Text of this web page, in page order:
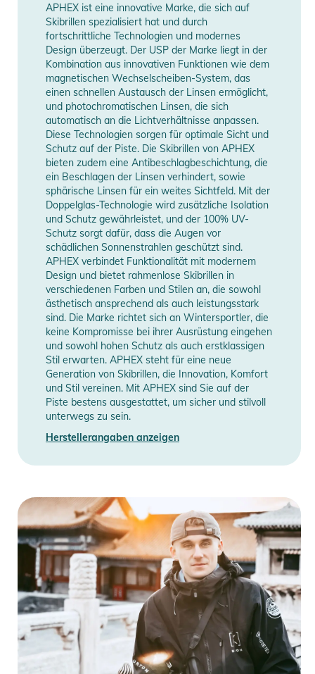
Die magnetisch austauschbare Zylinderscheibe der OXIA
verspricht 180°-Sicht. Du musst lediglich aus dem Sortiment
das deinen Bedürfnissen entsprechende Objektiv je nach
Wetterschutzklasse S2 oder S3 auswählen. Die
magnetischen Wechselgläser von Aphex ermöglichen einen
schnellen Wechsel der Gläser auch mit Fäustlingen!
Ein Belüftungssystem (Airflux-System) auf Höhe der
Schäume gepaart mit einer Antibeschlagbehandlung auf der
Innenseite der Scheiben bietet einen hervorragenden Schutz
vor Beschlagen beim Zustieg oder Skitourengehen, beim
Warten und bewährt sich auch nach einem Sturz.
Das symmetrisch verstellbare und silikonbeschichtete 45-mm-
Band ermöglicht die Anpassung der Skibrille an die
Verwendung mit Helm oder Mütze. Das Band ist dank des
integrierten RSS-Systems sehr einfach austauschbar und
ermöglicht es dir, deinen Stil nach deinen Wünschen zu
ändern.
In diesem Paket enthalten:
- 1 zusätzliches gelbes S1-Glas für bessere Sichtbarkeit im
- 1 Neoprencase für das Zusatzglas
- 1 SOGGLE (Praktischer Überzug aus weicher Mikrofaser
- 1 Mikrofaser-Schutzbeutel
Eigenschaften:
- Revo Red S2-Glas
- Brillenglas kann magnetisch ausgetauscht werden
- Helmkompatibilität: Ja
- Form: Zylindrisch
- Gewicht Rahmen/Objektiv/Riemen: 182 g
Produktinformationen und
Sicherheitshinweise
Manufacturer
Information
Herstellerangaben
anzeigen
APHEX ist eine innovative Marke, die sich auf
Skibrillen spezialisiert hat und durch
fortschrittliche Technologien und modernes
Design überzeugt. Der USP der Marke liegt in der
Kombination aus innovativen Funktionen wie dem
magnetischen Wechselscheiben-System, das
einen schnellen Austausch der Linsen ermöglicht,
und photochromatischen Linsen, die sich
automatisch an die Lichtverhältnisse anpassen.
Diese Technologien sorgen für optimale Sicht und
Schutz auf der Piste. Die Skibrillen von APHEX
bieten zudem eine Antibeschlagbeschichtung, die
ein Beschlagen der Linsen verhindert, sowie
sphärische Linsen für ein weites Sichtfeld. Mit der
Doppelglas-Technologie wird zusätzliche Isolation
und Schutz gewährleistet, und der 100% UV-
Schutz sorgt dafür, dass die Augen vor
schädlichen Sonnenstrahlen geschützt sind.
APHEX verbindet Funktionalität mit modernem
Design und bietet rahmenlose Skibrillen in
verschiedenen Farben und Stilen an, die sowohl
ästhetisch ansprechend als auch leistungsstark
sind. Die Marke richtet sich an Wintersportler, die
keine Kompromisse bei ihrer Ausrüstung eingehen
und sowohl hohen Schutz als auch erstklassigen
Stil erwarten. APHEX steht für eine neue
Generation von Skibrillen, die Innovation, Komfort
und Stil vereinen. Mit APHEX sind Sie auf der
Piste bestens ausgestattet, um sicher und stilvoll
unterwegs zu sein.
Herstellerangaben anzeigen